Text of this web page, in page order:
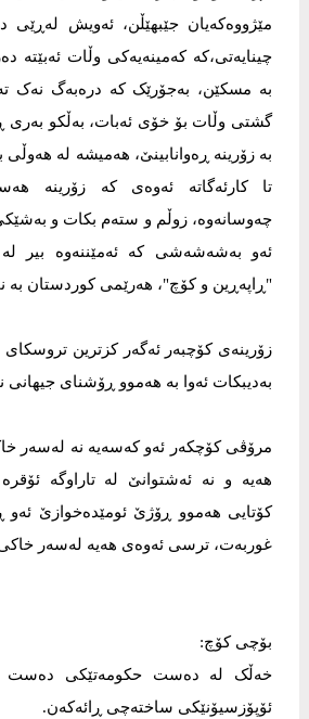
مێژووەکەیان جێبهێڵن، ئەویش لەڕێی
چینایەتی،کە کەمینەیەکی وڵات ئەبێتە
بە مسکێن، بەجۆرێک کە درەبەگ نەک
گشتی وڵات بۆ خۆی ئەبات، بەڵکو بەری
بە زۆرینە ڕەوانابینێ، هەمیشە لە هەوڵی
تا کارئەگاتە ئەوەی کە زۆرینە
چەوسانەوە، زوڵم و ستەم بکات و بەشێکی
ئەو بەشەشەشی کە ئەمێننەوە بیر
"ڕاپەڕین و کۆچ"، هەرێمی کوردستان بە
زۆرینەی کۆچبەر ئەگەر کزترین تروسکای
بەدیبکات ئەوا بە هەموو ڕۆشنای جیهانی
مرۆڤی کۆچکەر ئەو کەسەیە نە لەسەر
هەیە و نە ئەشتوانێ لە تاراوگە
کۆتایی هەموو ڕۆژێ ئومێدەخوازێ ئەو
غوربەت، ترسی ئەوەی هەیە لەسەر خاکی
بۆچی کۆچ:
خەڵک لە دەست حکومەتێکی
ئۆپۆزسیۆنێکی ساختەچی ڕائەکەن.